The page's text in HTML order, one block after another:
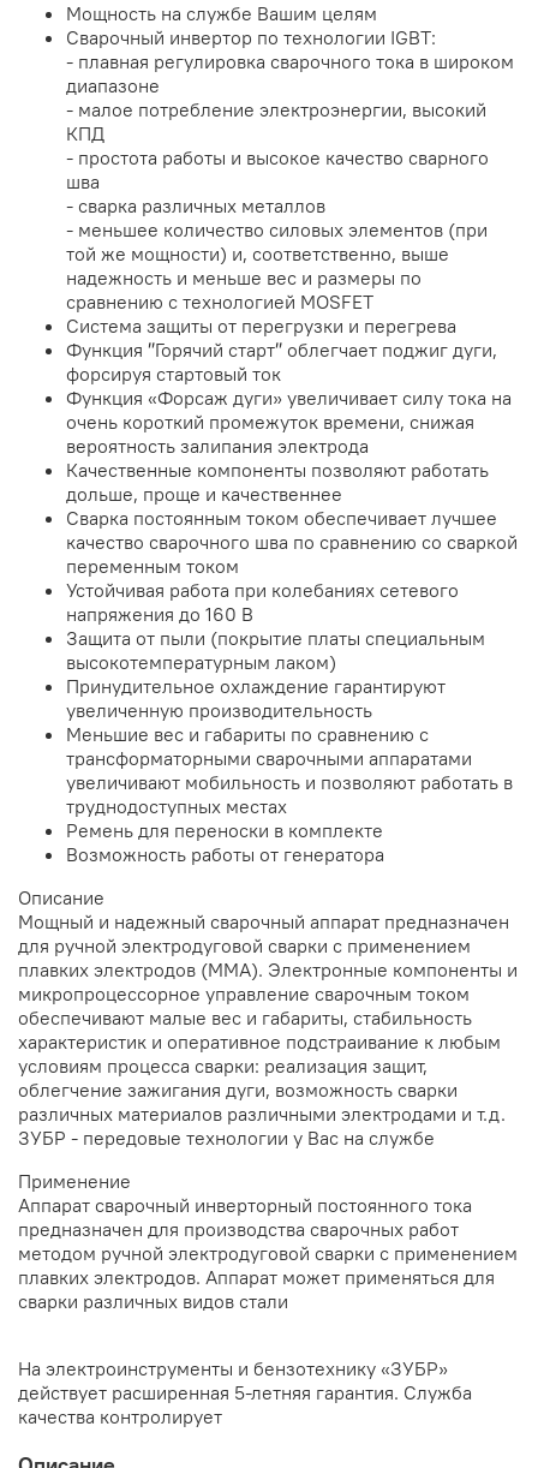
Мощность на службе Вашим целям
Сварочный инвертор по технологии IGBT:
- плавная регулировка сварочного тока в широком
диапазоне
- малое потребление электроэнергии, высокий
КПД
- простота работы и высокое качество сварного
шва
- сварка различных металлов
- меньшее количество силовых элементов (при
той же мощности) и, соответственно, выше
надежность и меньше вес и размеры по
сравнению с технологией MOSFET
Система защиты от перегрузки и перегрева
Функция ″Горячий старт″ облегчает поджиг дуги,
форсируя стартовый ток
Функция «Форсаж дуги» увеличивает силу тока на
очень короткий промежуток времени, снижая
вероятность залипания электрода
Качественные компоненты позволяют работать
дольше, проще и качественнее
Сварка постоянным током обеспечивает лучшее
качество сварочного шва по сравнению со сваркой
переменным током
Устойчивая работа при колебаниях сетевого
напряжения до 160 В
Защита от пыли (покрытие платы специальным
высокотемпературным лаком)
Принудительное охлаждение гарантируют
увеличенную производительность
Меньшие вес и габариты по сравнению с
трансформаторными сварочными аппаратами
увеличивают мобильность и позволяют работать в
труднодоступных местах
Ремень для переноски в комплекте
Возможность работы от генератора
Описание
Мощный и надежный сварочный аппарат предназначен
для ручной электродуговой сварки с применением
плавких электродов (ММА). Электронные компоненты и
микропроцессорное управление сварочным током
обеспечивают малые вес и габариты, стабильность
характеристик и оперативное подстраивание к любым
условиям процесса сварки: реализация защит,
облегчение зажигания дуги, возможность сварки
различных материалов различными электродами и т.д.
ЗУБР - передовые технологии у Вас на службе
Применение
Аппарат сварочный инверторный постоянного тока
предназначен для производства сварочных работ
методом ручной электродуговой сварки с применением
плавких электродов. Аппарат может применяться для
сварки различных видов стали
На электроинструменты и бензотехнику «ЗУБР»
действует расширенная 5-летняя гарантия. Служба
качества контролирует